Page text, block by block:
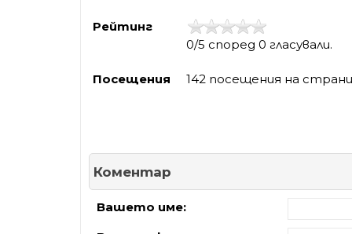
Рейтинг
0/5 според 0 гласували.
Посещения 142 посещения на
Коментар
Вашето име: